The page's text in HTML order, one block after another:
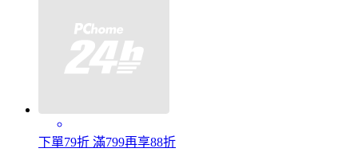
下單79折 滿799再享88折